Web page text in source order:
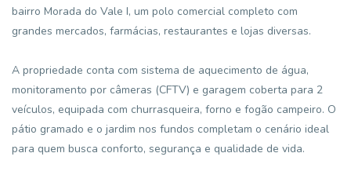
bairro Morada do Vale I, um polo comercial completo com
grandes mercados, farmácias, restaurantes e lojas diversas.
A propriedade conta com sistema de aquecimento de água,
monitoramento por câmeras (CFTV) e garagem coberta para 2
veículos, equipada com churrasqueira, forno e fogão campeiro. O
pátio gramado e o jardim nos fundos completam o cenário ideal
para quem busca conforto, segurança e qualidade de vida.